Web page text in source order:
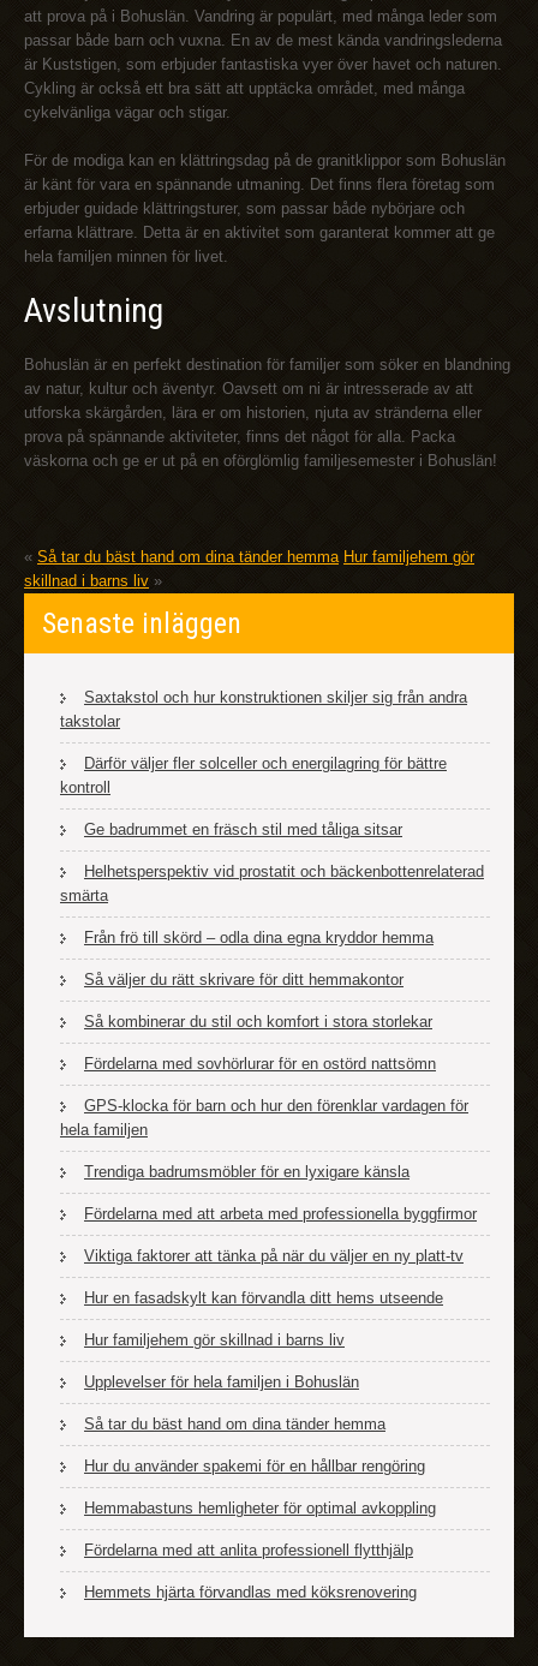
att prova på i Bohuslän. Vandring är populärt, med många leder som
passar både barn och vuxna. En av de mest kända vandringslederna
är Kuststigen, som erbjuder fantastiska vyer över havet och naturen.
Cykling är också ett bra sätt att upptäcka området, med många
cykelvänliga vägar och stigar.
För de modiga kan en klättringsdag på de granitklippor som Bohuslän
är känt för vara en spännande utmaning. Det finns flera företag som
erbjuder guidade klättringsturer, som passar både nybörjare och
erfarna klättrare. Detta är en aktivitet som garanterat kommer att ge
hela familjen minnen för livet.
Avslutning
Bohuslän är en perfekt destination för familjer som söker en blandning
av natur, kultur och äventyr. Oavsett om ni är intresserade av att
utforska skärgården, lära er om historien, njuta av stränderna eller
prova på spännande aktiviteter, finns det något för alla. Packa
väskorna och ge er ut på en oförglömlig familjesemester i Bohuslän!
« Så tar du bäst hand om dina tänder hemma Hur familjehem gör
skillnad i barns liv »
Senaste inläggen
Saxtakstol och hur konstruktionen skiljer sig från andra
takstolar
Därför väljer fler solceller och energilagring för bättre
kontroll
Ge badrummet en fräsch stil med tåliga sitsar
Helhetsperspektiv vid prostatit och bäckenbottenrelaterad
smärta
Från frö till skörd – odla dina egna kryddor hemma
Så väljer du rätt skrivare för ditt hemmakontor
Så kombinerar du stil och komfort i stora storlekar
Fördelarna med sovhörlurar för en ostörd nattsömn
GPS-klocka för barn och hur den förenklar vardagen för
hela familjen
Trendiga badrumsmöbler för en lyxigare känsla
Fördelarna med att arbeta med professionella byggfirmor
Viktiga faktorer att tänka på när du väljer en ny platt-tv
Hur en fasadskylt kan förvandla ditt hems utseende
Hur familjehem gör skillnad i barns liv
Upplevelser för hela familjen i Bohuslän
Så tar du bäst hand om dina tänder hemma
Hur du använder spakemi för en hållbar rengöring
Hemmabastuns hemligheter för optimal avkoppling
Fördelarna med att anlita professionell flytthjälp
Hemmets hjärta förvandlas med köksrenovering